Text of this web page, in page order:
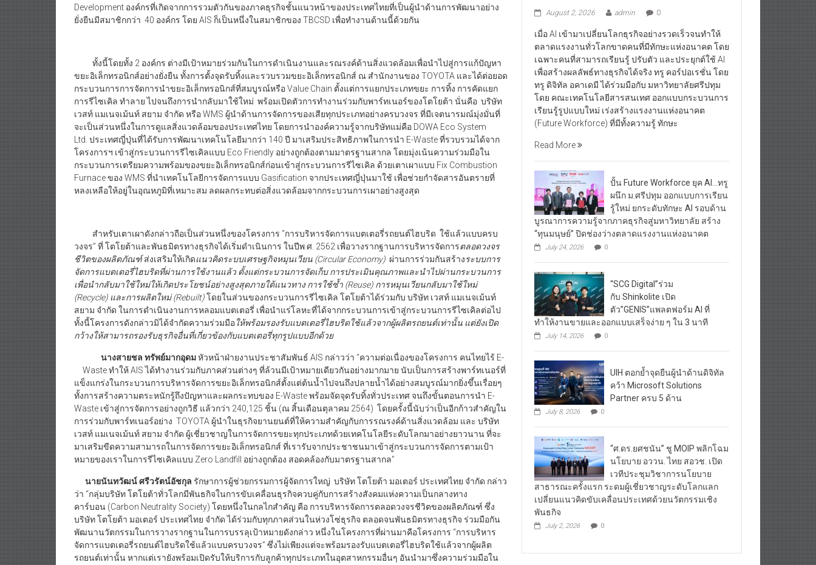
Development องค์กรที่เกิดจากการรวมตัวกันของภาคธุรกิจชั้นแนวหน้าของประเทศไทยที่เป็นผู้นำด้านการพัฒนาอย่าง
ยั่งยืนมีสมาชิกกว่า 40 องค์กร โดย AIS ก็เป็นหนึ่งในสมาชิกของ TBCSD เพื่อทำงานด้านนี้ด้วยกัน
ทั้งนี้โดยทั้ง 2 องค์กร ต่างมีเป้าหมายร่วมกันในการดำเนินงานและรณรงค์ด้านสิ่งแวดล้อมเพื่อนำไปสู่การแก้ปัญหา
ขยะอิเล็กทรอนิกส์อย่างยั่งยืน ทั้งการตั้งจุดรับทิ้งและรวบรวมขยะอิเล็กทรอนิกส์ ณ สำนักงานของ TOYOTA และได้ต่อยอด
กระบวนการการจัดการนำขยะอิเล็กทรอนิกส์ที่สมบูรณ์หรือ Value Chain ตั้งแต่การแยกประเภทขยะ การทิ้ง การคัดแยก
การรีไซเคิล ทำลาย ไปจนถึงการนำกลับมาใช้ใหม่ พร้อมเปิดตัวการทำงานร่วมกับพาร์ทเนอร์ของโตโยต้า นั่นคือ บริษัท
เวสท์ แมเนจเม้นท์ สยาม จำกัด หรือ WMS ผู้นำด้านการจัดการของเสียทุกประเภทอย่างครบวงจร ที่มีเจตนารมณ์มุ่งมั่นที่
จะเป็นส่วนหนึ่งในการดูแลสิ่งแวดล้อมของประเทศไทย โดยการนำองค์ความรู้จากบริษัทแม่คือ DOWA Eco System
Ltd. ประเทศญี่ปุ่นที่ได้รับการพัฒนาเทคโนโลยีมากว่า 140 ปี มาเสริมประสิทธิภาพในการนำ E-Waste ที่รวบรวมได้จาก
โครงการฯ เข้าสู่กระบวนการรีไซเคิลแบบ Eco Friendly อย่างถูกต้องตามมาตรฐานสากล โดยมุ่งเน้นความร่วมมือใน
กระบวนการเตรียมความพร้อมของขยะอิเล็กทรอนิกส์ก่อนเข้าสู่กระบวนการรีไซเคิล ด้วยเตาเผาแบบ Fix Combustion
Furnace ของ WMS ที่นำเทคโนโลยีการจัดการแบบ Gasification จากประเทศญี่ปุ่นมาใช้ เพื่อช่วยกำจัดสารอันตรายที่
หลงเหลือให้อยู่ในอุณหภูมิที่เหมาะสม ลดผลกระทบต่อสิ่งแวดล้อมจากกระบวนการเผาอย่างสูงสุด
สำหรับเตาเผาดังกล่าวถือเป็นส่วนหนึ่งของโครงการ “การบริหารจัดการแบตเตอรี่รถยนต์ไฮบริด ใช้แล้วแบบครบ
วงจร” ที่ โตโยต้าและพันธมิตรทางธุรกิจได้เริ่มดำเนินการ ในปีพ.ศ. 2562 เพื่อวางรากฐานการบริหารจัดการตลอดวงจร
ชีวิตของผลิตภัณฑ์ ส่งเสริมให้เกิดแนวคิดระบบเศรษฐกิจหมุนเวียน (Circular Economy) ผ่านการร่วมกันสร้างระบบการ
จัดการแบตเตอรี่ไฮบริดที่ผ่านการใช้งานแล้ว ตั้งแต่กระบวนการจัดเก็บ การประเมินคุณภาพและนำไปผ่านกระบวนการ
เพื่อนำกลับมาใช้ใหม่ให้เกิดประโยชน์อย่างสูงสุดภายใต้แนวทาง การใช้ซ้ำ (Reuse) การหมุนเวียนกลับมาใช้ใหม่
(Recycle) และการผลิตใหม่ (Rebuilt)โดยในส่วนของกระบวนการรีไซเคิล โตโยต้าได้ร่วมกับ บริษัท เวสท์ แมเนจเม้นท์
สยาม จำกัด ในการดำเนินงานการหลอมแบตเตอรี่ เพื่อนำแร่โลหะที่ได้จากกระบวนการเข้าสู่กระบวนการรีไซเคิลต่อไป
ทั้งนี้โครงการดังกล่าวมิได้จำกัดความร่วมมือให้พร้อมรองรับแบตเตอรี่ไฮบริดใช้แล้วจากผู้ผลิตรถยนต์เท่านั้น แต่ยังเปิด
กว้างให้สามารถรองรับธุรกิจอื่นที่เกี่ยวข้องกับแบตเตอรี่ทุกรูปแบบอีกด้วย
นางสายชล ทรัพย์มากอุดมหัวหน้าฝ่ายงานประชาสัมพันธ์ AIS กล่าวว่า “ความต่อเนื่องของโครงการ คนไทยไร้ E-
Waste ทำให้ AIS ได้ทำงานร่วมกับภาคส่วนต่างๆ ที่ล้วนมีเป้าหมายเดียวกันอย่างมากมาย นับเป็นการสร้างพาร์ทเนอร์ที่
แข็งแกร่งในกระบวนการบริหารจัดการขยะอิเล็กทรอนิกส์ตั้งแต่ต้นน้ำไปจนถึงปลายน้ำได้อย่างสมบูรณ์มากยิ่งขึ้นเรื่อยๆ
ทั้งการสร้างความตระหนักรู้ถึงปัญหาและผลกระทบของ E-Waste พร้อมจัดจุดรับทิ้งทั่วประเทศ จนถึงขั้นตอนการนำ E-
Waste เข้าสู่การจัดการอย่างถูกวิธี แล้วกว่า 240,125 ชิ้น (ณ สิ้นเดือนตุลาคม 2564) โดยครั้งนี้นับว่าเป็นอีกก้าวสำคัญใน
การร่วมกับพาร์ทเนอร์อย่าง TOYOTA ผู้นำในธุรกิจยานยนต์ที่ให้ความสำคัญกับการรณรงค์ด้านสิ่งแวดล้อม และ บริษัท
เวสท์ แมเนจเม้นท์ สยาม จำกัด ผู้เชี่ยวชาญในการจัดการขยะทุกประเภทด้วยเทคโนโลยีระดับโลกมาอย่างยาวนาน ที่จะ
มาเสริมขีดความสามารถในการจัดการขยะอิเล็กทรอนิกส์ ที่เรารับจากประชาชนมาเข้าสู่กระบวนการจัดการตามเป้า
หมายของเราในการรีไซเคิลแบบ Zero Landfill อย่างถูกต้อง สอดคล้องกับมาตรฐานสากล”
นายนันทวัฒน์ ศรีวรัตน์อัชกุล รักษาการผู้ช่วยกรรมการผู้จัดการใหญ่ บริษัท โตโยต้า มอเตอร์ ประเทศไทย จำกัด กล่าว
ว่า “กลุ่มบริษัท โตโยต้าทั่วโลกมีพันธกิจในการขับเคลื่อนธุรกิจควบคู่กับการสร้างสังคมแห่งความเป็นกลางทาง
คาร์บอน (Carbon Neutrality Society) โดยหนึ่งในกลไกสำคัญ คือ การบริหารจัดการตลอดวงจรชีวิตของผลิตภัณฑ์ ซึ่ง
บริษัท โตโยต้า มอเตอร์ ประเทศไทย จำกัด ได้ร่วมกับทุกภาคส่วนในห่วงโซ่ธุรกิจ ตลอดจนพันธมิตรทางธุรกิจ ร่วมมือกัน
พัฒนานวัตกรรมในการวางรากฐานในการบรรลุเป้าหมายดังกล่าว หนึ่งในโครงการที่ผ่านมาคือโครงการ “การบริหาร
จัดการแบตเตอรี่รถยนต์ไฮบริดใช้แล้วแบบครบวงจร” ซึ่งไม่เพียงแต่จะพร้อมรองรับแบตเตอรี่ไฮบริดใช้แล้วจากผู้ผลิต
รถยนต์เท่านั้น หากแต่เรายังพร้อมเปิดรับให้บริการกับลูกค้าทุกประเภทในอุตสาหกรรมอื่นๆ อันนำมาซึ่งความร่วมมือใน
August 2, 2026 admin 0
เมื่อ AI เข้ามาเปลี่ยนโลกธุรกิจอย่างรวดเร็วจนทำให้
ตลาดแรงงานทั่วโลกขาดคนที่มีทักษะแห่งอนาคต โดย
เฉพาะคนที่สามารถเรียนรู้ ปรับตัว และประยุกต์ใช้ AI
เพื่อสร้างผลลัพธ์ทางธุรกิจได้จริง ทรู คอร์ปอเรชั่น โดย
ทรู ดิจิทัล อคาเดมี ได้ร่วมมือกับ มหาวิทยาลัยศรีปทุม
โดย คณะเทคโนโลยีสารสนเทศ ออกแบบกระบวนการ
เรียนรู้รูปแบบใหม่ เร่งสร้างแรงงานแห่งอนาคต
(Future Workforce) ที่มีทั้งความรู้ ทักษะ
Read More
ปั้น Future Workforce ยุค AI…ทรู
ผนึก ม.ศรีปทุม ออกแบบการเรียน
รู้ใหม่ ยกระดับทักษะ AI รอบด้าน
บูรณาการความรู้จากภาคธุรกิจสู่มหาวิทยาลัย สร้าง
“ทุนมนุษย์” ปิดช่องว่างตลาดแรงงานแห่งอนาคต
July 24, 2026 0
“SCG Digital”ร่วม
กับ Shinkolite เปิด
ตัว”GENIS”แพลตฟอร์ม AI ที่
ทำให้งานขายและออกแบบเสร็จง่าย ๆ ใน 3 นาที
July 14, 2026 0
UIH ตอกย้ำจุดยืนผู้นำด้านดิจิทัล
คว้า Microsoft Solutions
Partner ครบ 5 ด้าน
July 8, 2026 0
“ศ.ดร.ยศชนัน” ชู MOIP พลิกโฉม
นโยบาย อววน. ไทย สอวช. เปิด
เวทีประชุมวิชาการนโยบาย
สาธารณะครั้งแรก ระดมผู้เชี่ยวชาญระดับโลกแลก
เปลี่ยนแนวคิดขับเคลื่อนประเทศด้วยนวัตกรรมเชิง
พันธกิจ
July 2, 2026 0